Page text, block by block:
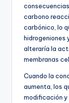
carbono
carbónico, lo
hidrogeniones
alteraría la
membranas
Cuando la
aumenta, los
modificación y